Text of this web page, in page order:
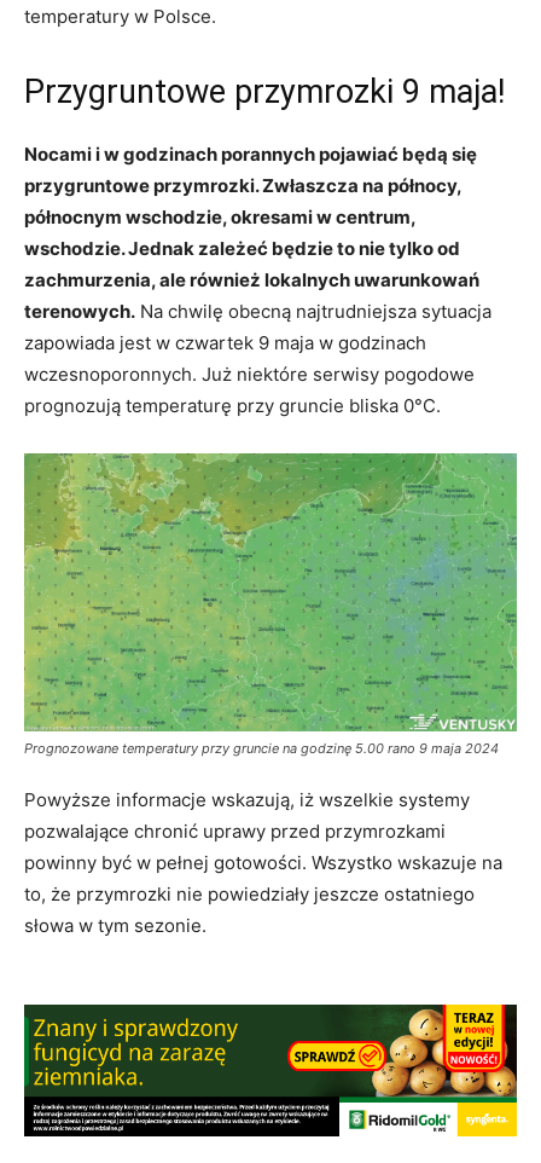
temperatury w Polsce.
Przygruntowe przymrozki 9 maja!
Nocami i w godzinach porannych pojawiać będą się
przygruntowe przymrozki. Zwłaszcza na północy,
północnym wschodzie, okresami w centrum,
wschodzie. Jednak zależeć będzie to nie tylko od
zachmurzenia, ale również lokalnych uwarunkowań
terenowych. Na chwilę obecną najtrudniejsza sytuacja
zapowiada jest w czwartek 9 maja w godzinach
wczesnoporonnych. Już niektóre serwisy pogodowe
prognozują temperaturę przy gruncie bliska 0°C.
Prognozowane temperatury przy gruncie na godzinę 5.00 rano 9 maja 2024
Powyższe informacje wskazują, iż wszelkie systemy
pozwalające chronić uprawy przed przymrozkami
powinny być w pełnej gotowości. Wszystko wskazuje na
to, że przymrozki nie powiedziały jeszcze ostatniego
słowa w tym sezonie.